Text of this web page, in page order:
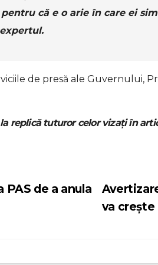
că e o arie în care ei
de presă ale Guvernului,
replică tuturor celor vizați în
va crește
de a anula